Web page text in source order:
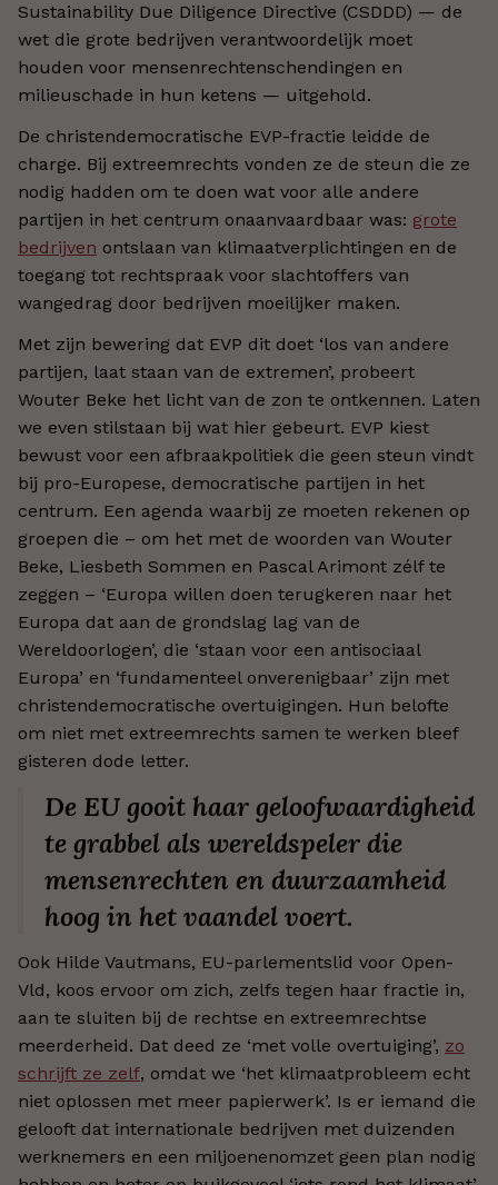
Sustainability Due Diligence Directive (CSDDD) — de
wet die grote bedrijven verantwoordelijk moet
houden voor mensenrechtenschendingen en
milieuschade in hun ketens — uitgehold.
De christendemocratische EVP-fractie leidde de
charge. Bij extreemrechts vonden ze de steun die ze
nodig hadden om te doen wat voor alle andere
partijen in het centrum onaanvaardbaar was: grote
bedrijven ontslaan van klimaatverplichtingen en de
toegang tot rechtspraak voor slachtoffers van
wangedrag door bedrijven moeilijker maken.
Met zijn bewering dat EVP dit doet ‘los van andere
partijen, laat staan van de extremen’, probeert
Wouter Beke het licht van de zon te ontkennen. Laten
we even stilstaan bij wat hier gebeurt. EVP kiest
bewust voor een afbraakpolitiek die geen steun vindt
bij pro-Europese, democratische partijen in het
centrum. Een agenda waarbij ze moeten rekenen op
groepen die – om het met de woorden van Wouter
Beke, Liesbeth Sommen en Pascal Arimont zélf te
zeggen – ‘Europa willen doen terugkeren naar het
Europa dat aan de grondslag lag van de
Wereldoorlogen’, die ‘staan voor een antisociaal
Europa’ en ‘fundamenteel onverenigbaar’ zijn met
christendemocratische overtuigingen. Hun belofte
om niet met extreemrechts samen te werken bleef
gisteren dode letter.
De EU gooit haar geloofwaardigheid
te grabbel als wereldspeler die
mensenrechten en duurzaamheid
hoog in het vaandel voert.
Ook Hilde Vautmans, EU-parlementslid voor Open-
Vld, koos ervoor om zich, zelfs tegen haar fractie in,
aan te sluiten bij de rechtse en extreemrechtse
meerderheid. Dat deed ze ‘met volle overtuiging’, zo
schrijft ze zelf, omdat we ‘het klimaatprobleem echt
niet oplossen met meer papierwerk’. Is er iemand die
gelooft dat internationale bedrijven met duizenden
werknemers en een miljoenenomzet geen plan nodig